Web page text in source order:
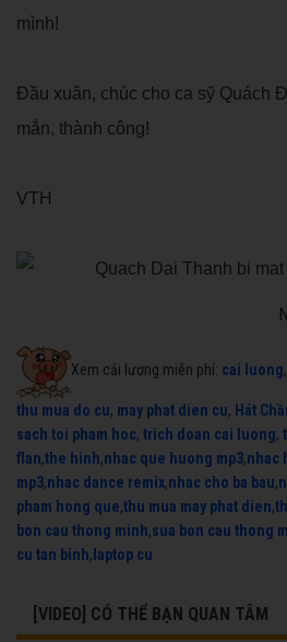
mình!
Đầu xuân, chúc cho ca sỹ Quách
mắn, thành công!
VTH
Xem cải lương miễn phí: cai luong,
thu mua do cu, may phat dien cu, Hát
sach toi pham hoc, trich doan cai luong,
flan,the hinh,nhac que huong mp3,nhac
mp3,nhac dance remix,nhac cho ba bau,
pham hong que,thu mua may phat dien,
bon cau thong minh,sua bon cau thong
cu tan binh, laptop cu
[VIDEO] CÓ THỂ BẠN QUAN TÂM